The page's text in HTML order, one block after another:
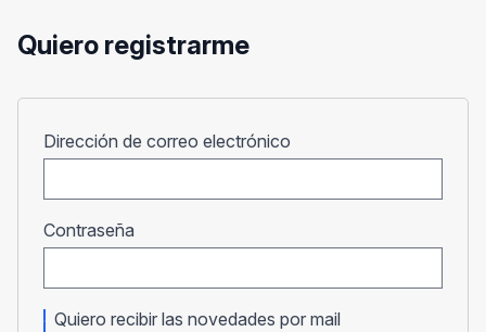
Quiero registrarme
Dirección de correo electrónico
Contraseña
Quiero recibir las novedades por mail